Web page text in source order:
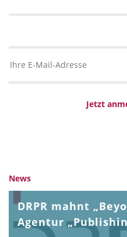
News
DRPR mahnt
Agentur